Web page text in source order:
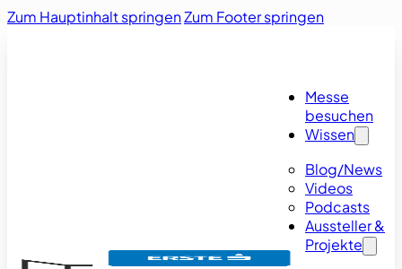
Zum Hauptinhalt springenZum Footer springen
Messe
besuchen
Wissen
Blog/News
Videos
Podcasts
Aussteller &
Projekte